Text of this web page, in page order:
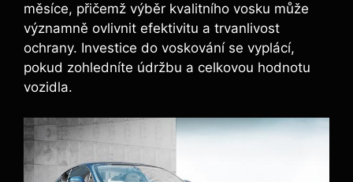
měsíce, přičemž výběr kvalitního vosku může
významně ovlivnit efektivitu a trvanlivost
ochrany. Investice do voskování se vyplácí,
pokud zohledníte údržbu a celkovou hodnotu
vozidla.